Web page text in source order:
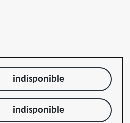
indisponible
indisponible